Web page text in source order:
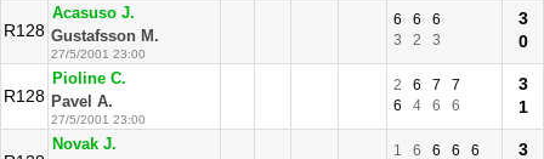
R128
Acasuso J.
Gustafsson M.
27/5/2001 23:00
6 6
6
3
2 3
3
0
R128
Pioline C.
Pavel A.
27/5/2001 23:00
2 6 7
7
6
4 6 6
3
1
Novak J. 1 6 6 6 6 3